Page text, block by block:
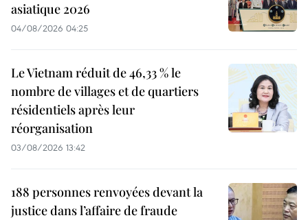
asiatique 2026
04/08/2026 04:25
Le Vietnam réduit de 46,33 % le
nombre de villages et de quartiers
résidentiels après leur
réorganisation
03/08/2026 13:42
188 personnes renvoyées devant la
justice dans l’affaire de fraude